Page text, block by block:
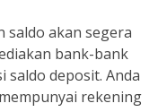
saldo akan segera
bank-bank
deposit. Anda
rekening